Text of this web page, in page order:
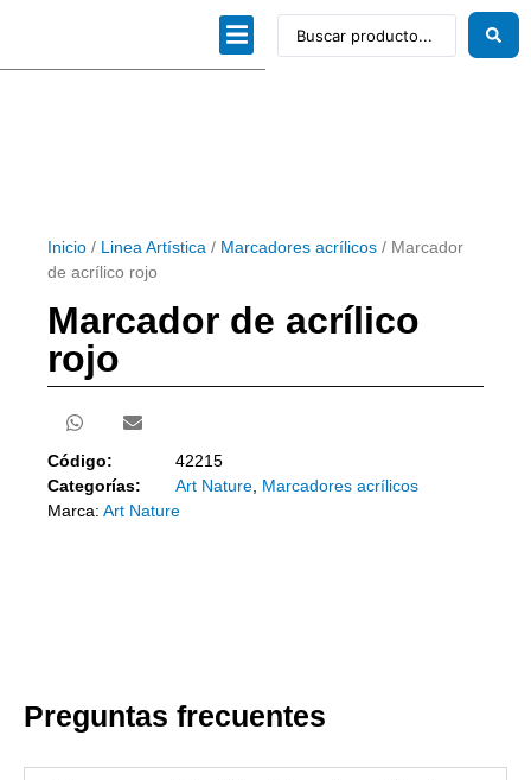
Inicio / Linea Artística / Marcadores acrílicos / Marcador
de acrílico rojo
Marcador de acrílico
rojo
Código:
42215
Categorías:
Art Nature Marcadores acrílicos
Marca: Art Nature
Preguntas frecuentes